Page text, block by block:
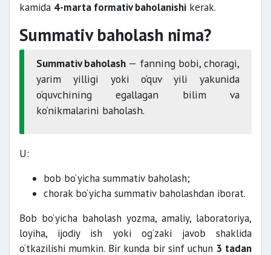
kamida 4-marta formativ baholanishi kerak.
Summativ baholash nima?
Summativ baholash — fanning bobi, choragi,
yarim yilligi yoki o‘quv yili yakunida
o‘quvchining egallagan bilim va
ko‘nikmalarini baholash.
U:
bob bo‘yicha summativ baholash;
chorak bo‘yicha summativ baholashdan iborat.
Bob bo‘yicha baholash yozma, amaliy, laboratoriya,
loyiha, ijodiy ish yoki og‘zaki javob shaklida
o‘tkazilishi mumkin. Bir kunda bir sinf uchun 3 tadan